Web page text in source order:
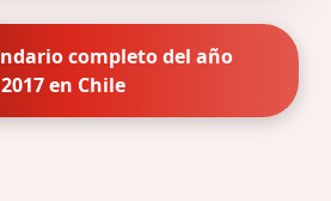
completo del año
2017 en Chile